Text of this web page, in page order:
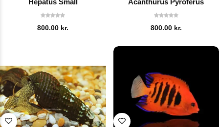
Hepatus Small
800.00 kr.
Acanthurus Pyroferus
800.00 kr.